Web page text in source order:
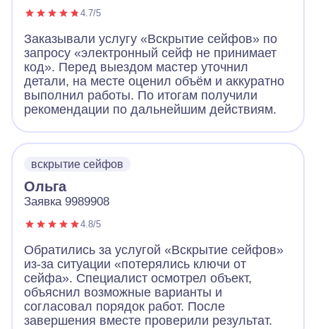
4.7/5
Заказывали услугу «Вскрытие сейфов» по
запросу «электронный сейф не принимает
код». Перед выездом мастер уточнил
детали, на месте оценил объём и аккуратно
выполнил работы. По итогам получили
рекомендации по дальнейшим действиям.
вскрытие сейфов
Ольга
Заявка 9989908
4.8/5
Обратились за услугой «Вскрытие сейфов»
из-за ситуации «потерялись ключи от
сейфа». Специалист осмотрел объект,
объяснил возможные варианты и
согласовал порядок работ. После
завершения вместе проверили результат.